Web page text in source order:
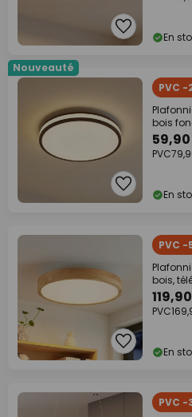
En
Nouveauté
PVC -
bois
PVC
En
PVC
bois,
PVC
En
PVC